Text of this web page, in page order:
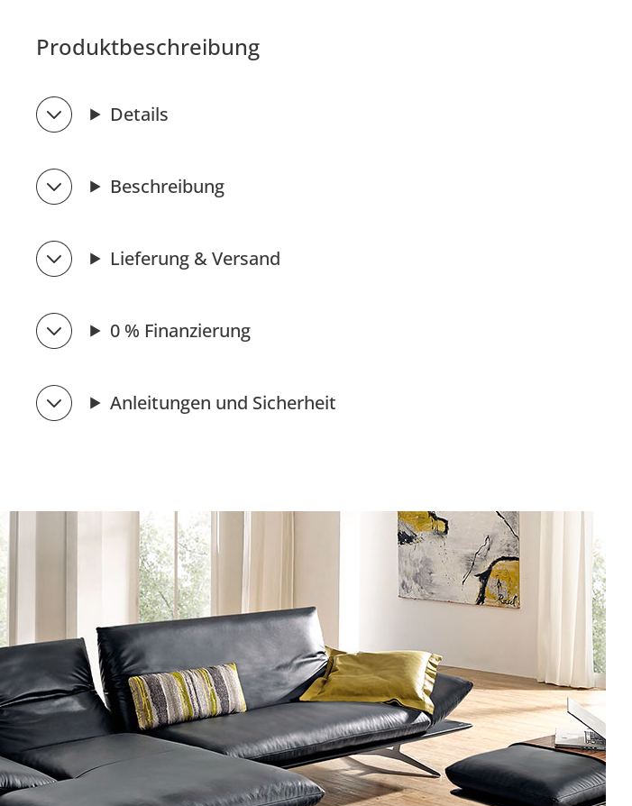
Produktbeschreibung
Details
Beschreibung
Lieferung & Versand
0 % Finanzierung
Anleitungen und Sicherheit